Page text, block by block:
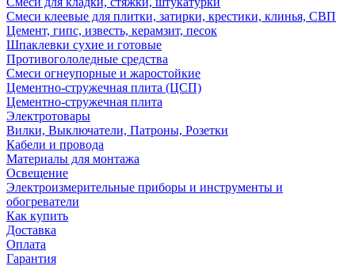
Смеси клеевые для плитки, затирки, крестики, клинья, СВП
Цемент, гипс, известь, керамзит, песок
Шпаклевки сухие и готовые
Противогололедные средства
Смеси огнеупорные и жаростойкие
Цементно-стружечная плита (ЦСП)
Цементно-стружечная плита
Электротовары
Вилки, Выключатели, Патроны, Розетки
Кабели и провода
Материалы для монтажа
Освещение
Электроизмерительные приборы и инструменты и
обогреватели
Как купить
Доставка
Оплата
Гарантия